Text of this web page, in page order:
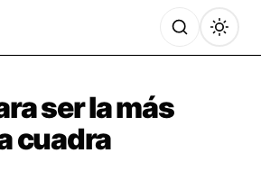
ser la más
cuadra